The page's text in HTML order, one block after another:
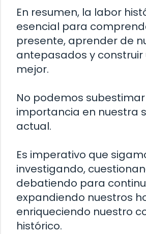
En resumen, la labor
esencial para
presente, aprender de
antepasados y construir
mejor.
No podemos subestimar
importancia en nuestra
actual.
Es imperativo que
investigando,
debatiendo para
expandiendo nuestros
enriqueciendo nuestro
histórico.